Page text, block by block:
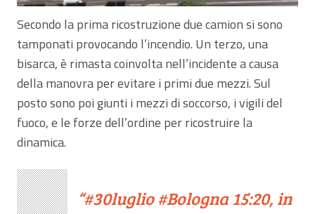
Secondo la prima ricostruzione due camion si sono
tamponati provocando l’incendio. Un terzo, una
bisarca, è rimasta coinvolta nell’incidente a causa
della manovra per evitare i primi due mezzi. Sul
posto sono poi giunti i mezzi di soccorso, i vigili del
fuoco, e le forze dell’ordine per ricostruire la
dinamica.
#30luglio#Bologna15:20, in